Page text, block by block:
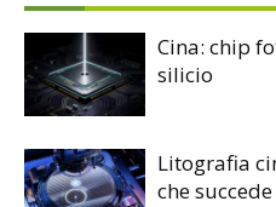
Cina: chip
silicio
Litografia
che